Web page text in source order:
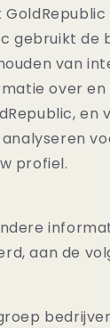
gebruikt de
van
over
en
profiel.
aan de